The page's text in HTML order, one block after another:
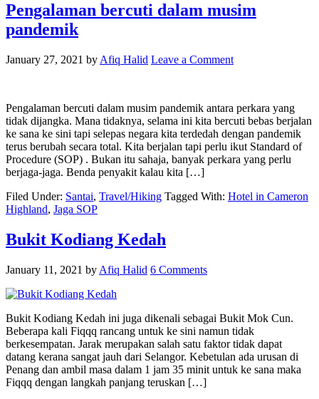
Pengalaman bercuti dalam musim
pandemik
January 27, 2021 by Afiq Halid Leave a Comment
Pengalaman bercuti dalam musim pandemik antara perkara yang
tidak dijangka. Mana tidaknya, selama ini kita bercuti bebas berjalan
ke sana ke sini tapi selepas negara kita terdedah dengan pandemik
terus berubah secara total. Kita berjalan tapi perlu ikut Standard of
Procedure (SOP) . Bukan itu sahaja, banyak perkara yang perlu
berjaga-jaga. Benda penyakit kalau kita […]
Filed Under: Santai, Travel/Hiking Tagged With: Hotel in Cameron
Highland, Jaga SOP
Bukit Kodiang Kedah
January 11, 2021 by Afiq Halid 6 Comments
Bukit Kodiang Kedah ini juga dikenali sebagai Bukit Mok Cun.
Beberapa kali Fiqqq rancang untuk ke sini namun tidak
berkesempatan. Jarak merupakan salah satu faktor tidak dapat
datang kerana sangat jauh dari Selangor. Kebetulan ada urusan di
Penang dan ambil masa dalam 1 jam 35 minit untuk ke sana maka
Fiqqq dengan langkah panjang teruskan […]